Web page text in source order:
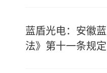
蓝盾光电：安徽
法》第十一条规